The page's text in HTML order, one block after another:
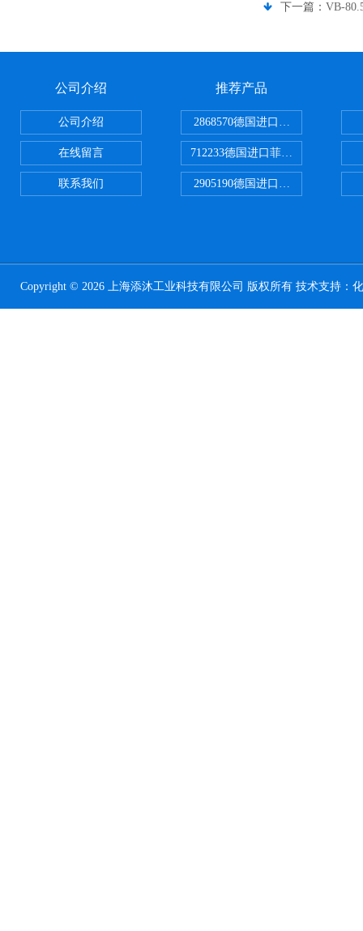
下一篇： VB-
公司介绍
公司介绍
在线留言
联系我们
推荐产品
2868570德国进口菲尼克斯电源
712233德国进口菲尼克斯断路器
2905190德国进口菲尼克斯继电器
Copyright © 2026 上海添沐工业科技有限公司 版权所有 技术支持：